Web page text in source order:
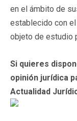
en el ámbito de
establecido con el
objeto de estudio
Si quieres
opinión jurídica
Actualidad